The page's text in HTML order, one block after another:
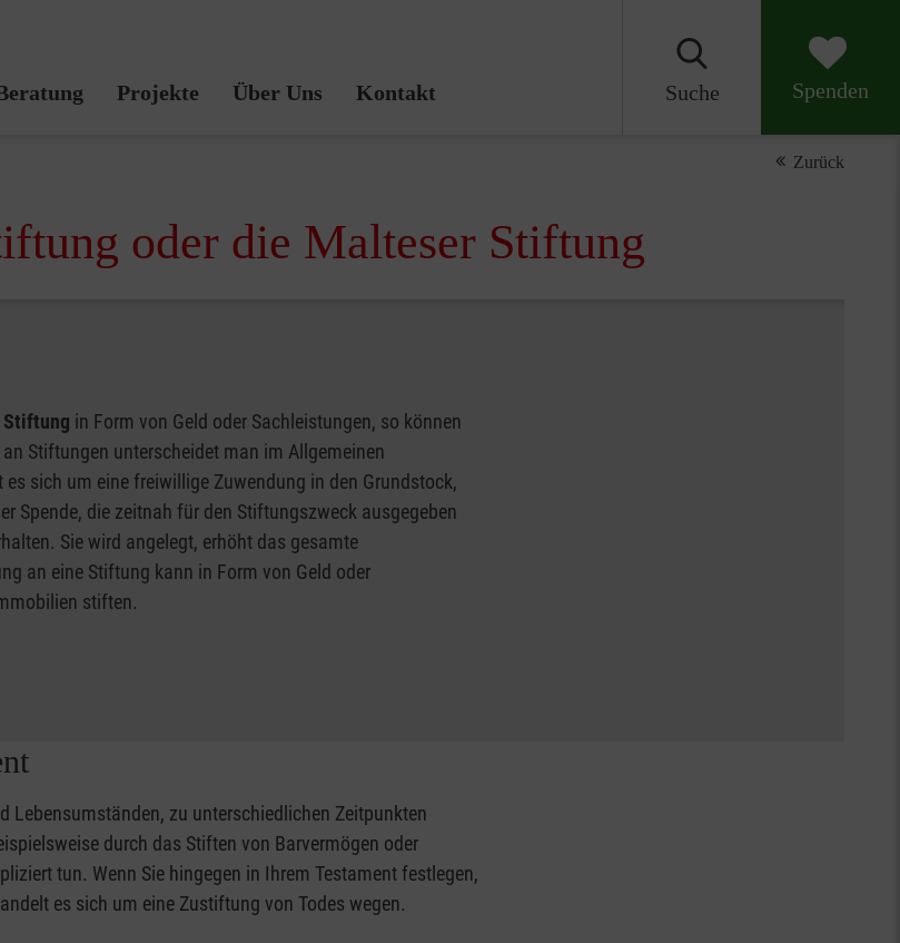
Projekte Über Uns Kontakt Suche Spenden
Zurück
oder die Malteser Stiftung
Stiftung in Form von Geld oder Sachleistungen, so können
Stiftungen unterscheidet man im Allgemeinen
sich um eine freiwillige Zuwendung in den Grundstock,
Spende, die zeitnah für den Stiftungszweck ausgegeben
Sie wird angelegt, erhöht das gesamte
an eine Stiftung kann in Form von Geld oder
stiften.
Lebensumständen, zu unterschiedlichen Zeitpunkten
durch das Stiften von Barvermögen oder
tun. Wenn Sie hingegen in Ihrem Testament festlegen,
es sich um eine Zustiftung von Todes wegen.